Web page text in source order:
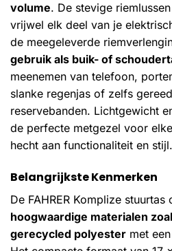
volume. De stevige
vrijwel elk deel van je
de meegeleverde
gebruik als buik- of
meenemen van telefoon,
slanke regenjas of zelfs
reservebanden. Lichtgewicht
de perfecte metgezel voor
hecht aan functionaliteit en stijl.
Belangrijkste Kenmerken
De FAHRER Komplize stuurtas
hoogwaardige materialen
gerecycled polyester met